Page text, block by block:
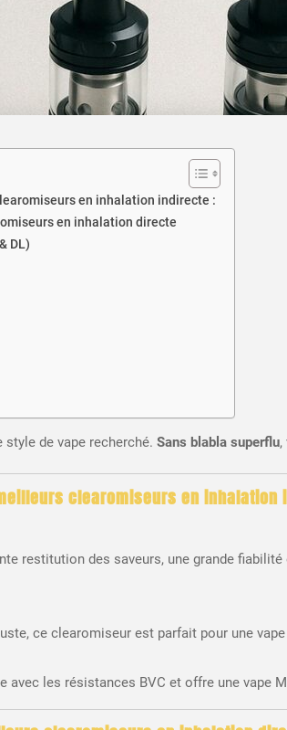
en inhalation indirecte :
en inhalation directe
DL)
de vape recherché. Sans blabla superflu,
clearomiseurs en inhalation
restitution des saveurs, une grande
ce clearomiseur est parfait pour une
les résistances BVC et offre une vape